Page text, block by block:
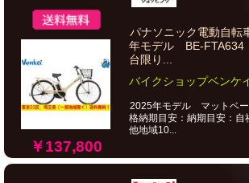
￥137,800
パナソニック電動自
年モデル BE-FTA634
台限り...
バイクショップベンケ
2025年モデル マットベー
格納期目安：納期目安：自
他地域10...